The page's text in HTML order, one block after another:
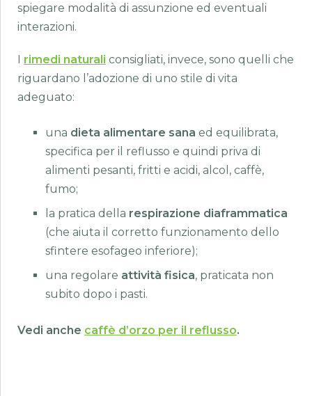
spiegare modalità di assunzione ed eventuali
interazioni.
I rimedi naturali consigliati, invece, sono quelli che
riguardano l’adozione di uno stile di vita
adeguato:
una dieta alimentare sana ed equilibrata,
specifica per il reflusso e quindi priva di
alimenti pesanti, fritti e acidi, alcol, caffè,
fumo;
la pratica della respirazione diaframmatica
(che aiuta il corretto funzionamento dello
sfintere esofageo inferiore);
una regolare attività fisica, praticata non
subito dopo i pasti.
Vedi anche caffè d’orzo per il reflusso.